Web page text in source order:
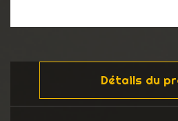
Détails du